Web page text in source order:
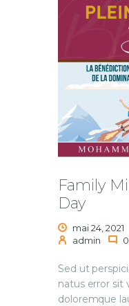
Family
Day
mai 24, 2021
admin
0
Sed ut
natus error sit
doloremque